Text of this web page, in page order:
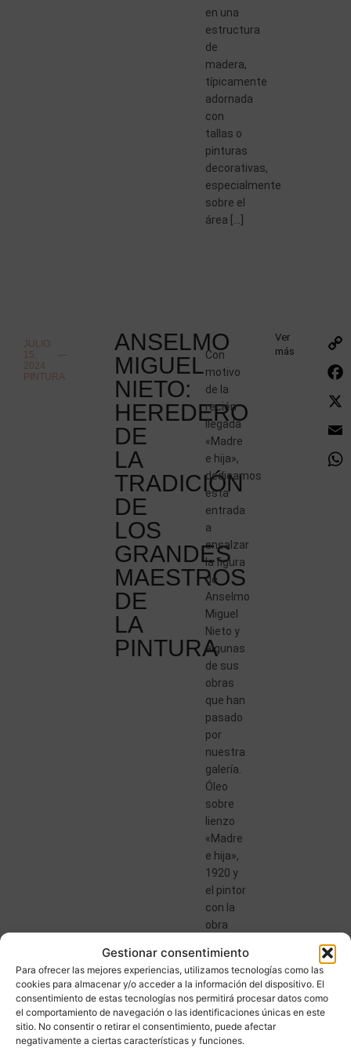
Gestionar consentimiento
Para ofrecer las mejores experiencias, utilizamos tecnologías como las
cookies para almacenar y/o acceder a la información del dispositivo. El
consentimiento de estas tecnologías nos permitirá procesar datos como
el comportamiento de navegación o las identificaciones únicas en este
sitio. No consentir o retirar el consentimiento, puede afectar
negativamente a ciertas características y funciones.
en una
estructura
de
madera,
típicamente
adornada
con
tallas o
pinturas
decorativas,
especialmente
sobre el
área […]
JULIO
15,
2024
PINTURA
ANSELMO
MIGUEL
NIETO:
HEREDERO
DE
LA
TRADICIÓN
DE
LOS
GRANDES
MAESTROS
DE
LA
PINTURA
Con
motivo
de la
recién
llegada
«Madre
e hija»,
dedicamos
esta
entrada
a
ensalzar
la figura
de
Anselmo
Miguel
Nieto y
algunas
de sus
obras
que han
pasado
por
nuestra
galería.
Óleo
sobre
lienzo
«Madre
e hija»,
1920 y
el pintor
con la
obra
Miguel
Nieto
(Valladolid,
1881 –
Madrid,
1964)
Ver
más